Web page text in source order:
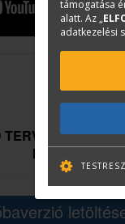
PARANCSOK,
támogatása
alatt. Az „
adatkezelési